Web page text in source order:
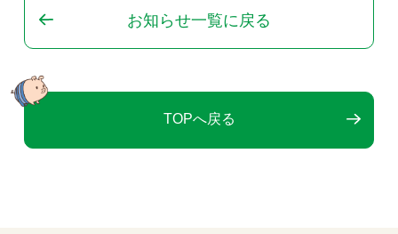
お知らせ一覧に戻る
TOPへ戻る